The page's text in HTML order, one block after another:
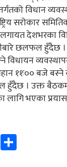
विधान
सरोकार
देशभरका
छलफल हुँदैछ ।
विधायन
११ः०० बजे
। उक्त बैठकमा
लागि भएका
WhatsApp